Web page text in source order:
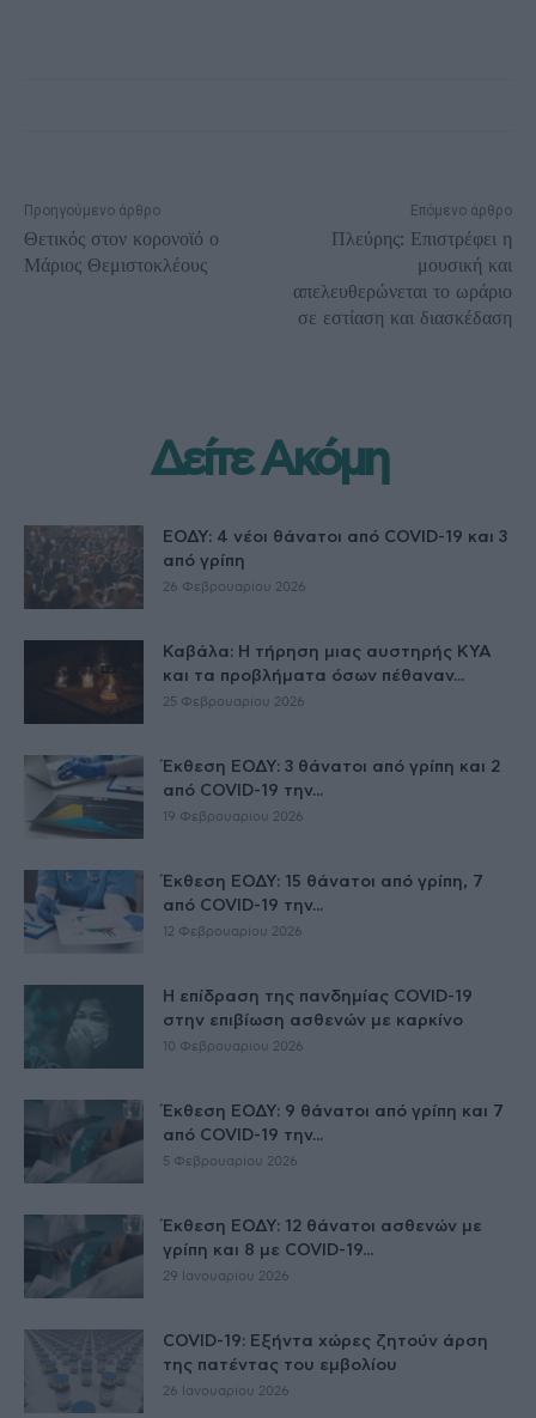
Προηγούμενο άρθρο
Θετικός στον κορονοϊό ο
Μάριος Θεμιστοκλέους
Επόμενο άρθρο
Πλεύρης: Επιστρέφει η
μουσική και
απελευθερώνεται το ωράριο
σε εστίαση και διασκέδαση
Δείτε Ακόμη
ΕΟΔΥ: 4 νέοι θάνατοι από COVID-19 και 3
από γρίπη
26 Φεβρουαρίου 2026
Καβάλα: Η τήρηση μιας αυστηρής ΚΥΑ
και τα προβλήματα όσων πέθαναν...
25 Φεβρουαρίου 2026
Έκθεση ΕΟΔΥ: 3 θάνατοι από γρίπη και 2
από COVID-19 την...
19 Φεβρουαρίου 2026
Έκθεση ΕΟΔΥ: 15 θάνατοι από γρίπη, 7
από COVID-19 την...
12 Φεβρουαρίου 2026
Η επίδραση της πανδημίας COVID-19
στην επιβίωση ασθενών με καρκίνο
10 Φεβρουαρίου 2026
Έκθεση ΕΟΔΥ: 9 θάνατοι από γρίπη και 7
από COVID-19 την...
5 Φεβρουαρίου 2026
Έκθεση ΕΟΔΥ: 12 θάνατοι ασθενών με
γρίπη και 8 με COVID-19...
29 Ιανουαρίου 2026
COVID-19: Εξήντα χώρες ζητούν άρση
της πατέντας του εμβολίου
26 Ιανουαρίου 2026